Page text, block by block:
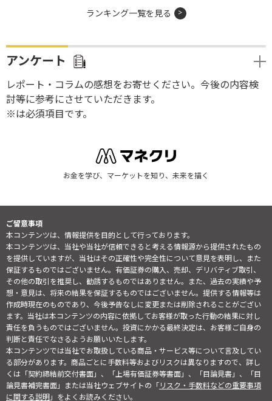
ランキング一覧を見る
アンケート
レポート・コラムの感想をお寄せください。今後の内容検
討等に参考にさせていただきます。
※は必須項目です。
お金を学び、マーケットを知り、未来を描く
ご留意事項
本コンテンツは、情報提供を目的として行っております。
本コンテンツは、当社や当社が信頼できると考える情報源から提供されたもの
を提供していますが、当社はその正確性や完全性について意見を表明し、また
保証するものではございません。有価証券の購入、売却、デリバティブ取引、
その他の取引を推奨し、勧誘するものではありません。また、過去の実績や予
想・意見は、将来の結果を保証するものではございません。提供する情報等は
作成時現在のものであり、今後予告なしに変更または削除されることがござい
ます。当社は本コンテンツの内容に依拠してお客様が取った行動の結果に対し
責任を負うものではございません。投資にかかる最終決定は、お客様ご自身の
判断と責任でなさるようお願いいたします。
本コンテンツでは当社でお取扱している商品・サービス等について言及してい
る部分があります。商品ごとに手数料等およびリスクは異なりますので、詳し
くは「契約締結前交付書面」、「上場有価証券等書面」、「目論見書」、「目
論見書補完書面」または当社ウェブサイトの「リスク・手数料などの重要事項
に関する説明」をよくお読みください。